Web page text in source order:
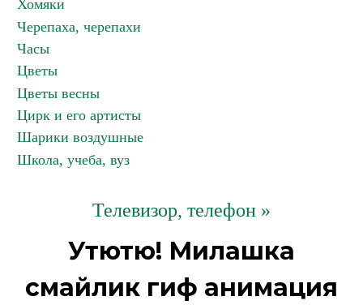
Хомяки
Черепаха, черепахи
Часы
Цветы
Цветы весны
Цирк и его артисты
Шарики воздушные
Школа, учеба, вуз
Телевизор, телефон »
Утютю! Милашка
смайлик гиф анимация